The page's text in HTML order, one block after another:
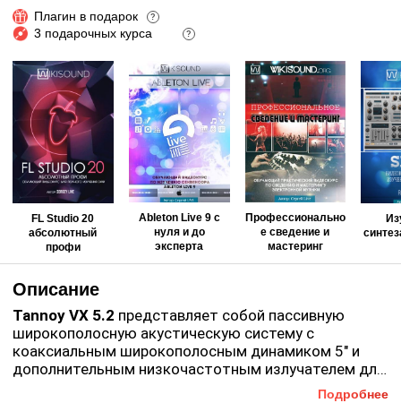
Плагин в подарок ?
3 подарочных курса ?
FL Studio 20
абсолютный
профи
Ableton Live 9 с
нуля и до
эксперта
Профессионально
е сведение и
мастеринг
Описание
Tannoy VX 5.2 представляет собой пассивную
широкополосную акустическую систему с
коаксиальным широкополосным динамиком 5″ и
дополнительным низкочастотным излучателем для
расширения низкочастотного диапазона. ЭтаПодробнее